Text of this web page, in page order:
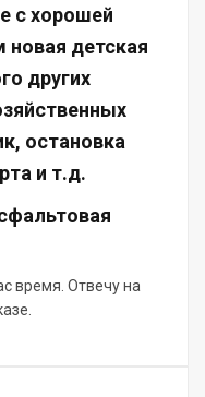
с хорошей
новая детская
других
остановка
и т.д.
время. Отвечу на